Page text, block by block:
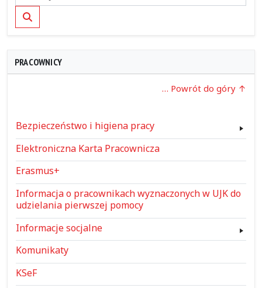
Szukaj
PRACOWNICY
… Powrót do góry
Bezpieczeństwo i higiena pracy
Elektroniczna Karta Pracownicza
Erasmus+
Informacja o pracownikach wyznaczonych w UJK do
udzielania pierwszej pomocy
Informacje socjalne
Komunikaty
KSeF